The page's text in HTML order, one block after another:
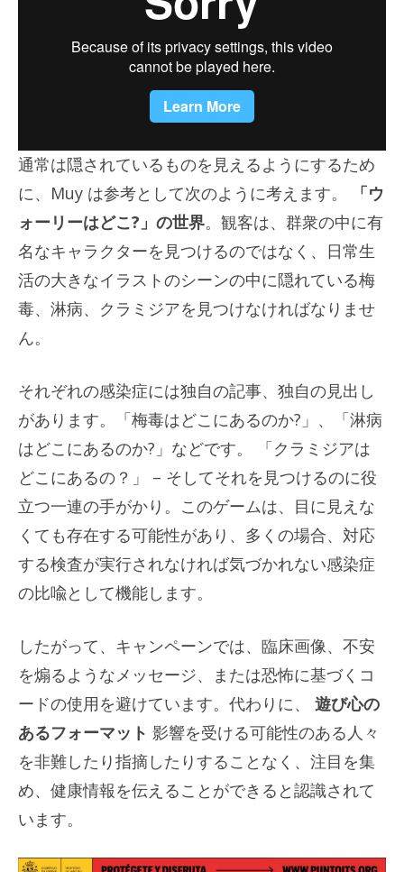
通常は隠されているものを見えるようにするため
に、Muy は参考として次のように考えます。
「ウ
ォーリーはどこ?」の世界。観客は、群衆の中に有
名なキャラクターを見つけるのではなく、日常生
活の大きなイラストのシーンの中に隠れている梅
毒、淋病、クラミジアを見つけなければなりませ
ん。
それぞれの感染症には独自の記事、独自の見出し
があります。「梅毒はどこにあるのか?」、「淋病
はどこにあるのか?」などです。 「クラミジアは
どこにあるの？」 – そしてそれを見つけるのに役
立つ一連の手がかり。このゲームは、目に見えな
くても存在する可能性があり、多くの場合、対応
する検査が実行されなければ気づかれない感染症
の比喩として機能します。
したがって、キャンペーンでは、臨床画像、不安
を煽るようなメッセージ、または恐怖に基づくコ
ードの使用を避けています。代わりに、 遊び心の
あるフォーマット 影響を受ける可能性のある人々
を非難したり指摘したりすることなく、注目を集
め、健康情報を伝えることができると認識されて
います。